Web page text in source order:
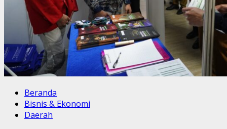
Beranda
Bisnis & Ekonomi
Daerah